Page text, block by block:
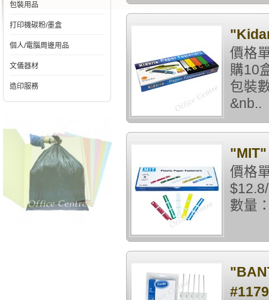
包裝用品
打印機碳粉/墨盒
個人/電腦周邊用品
文儀器材
造印服務
價格
購10
包裝
&nb..
"MIT"
價格
數量